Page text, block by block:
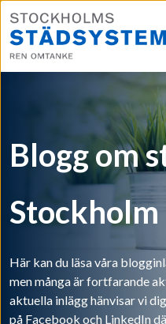
Blogg om
Stockholm
Här kan du läsa våra
men många är fortfarande
aktuella inlägg hänvisar vi
på Facebook och LinkedIn